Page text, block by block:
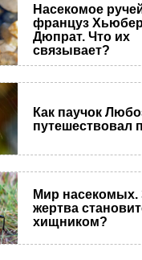
Насекомое
француз
Дюпрат. Что их
связывает?
Как паучок
путешествовал
Мир насекомых.
жертва
хищником?